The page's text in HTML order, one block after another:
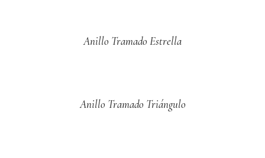
Anillo Tramado Estrella
Anillo Tramado Triángulo